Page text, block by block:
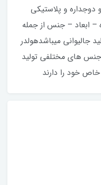
دوجداره و پلاستیکی
– ابعاد – جنس از جمله
جالیوانی میباشدهولدر
جنس های مختلفی تولید
خود را دارند